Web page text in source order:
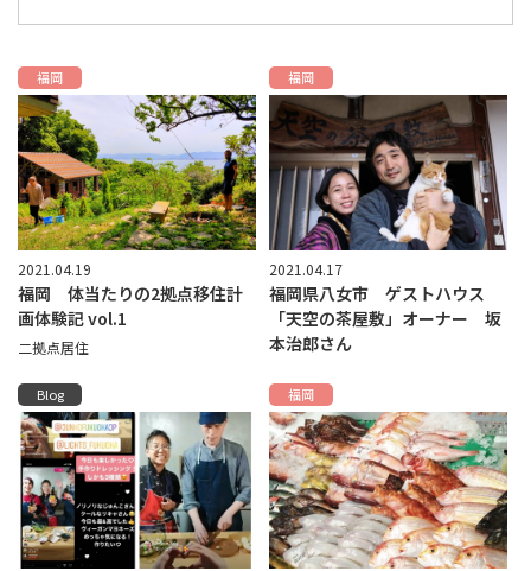
福岡
2021.04.19
福岡 体当たりの2拠点移住計
画体験記 vol.1
二拠点居住
福岡
2021.04.17
福岡県八女市 ゲストハウス
「天空の茶屋敷」オーナー 坂
本治郎さん
Blog 福岡